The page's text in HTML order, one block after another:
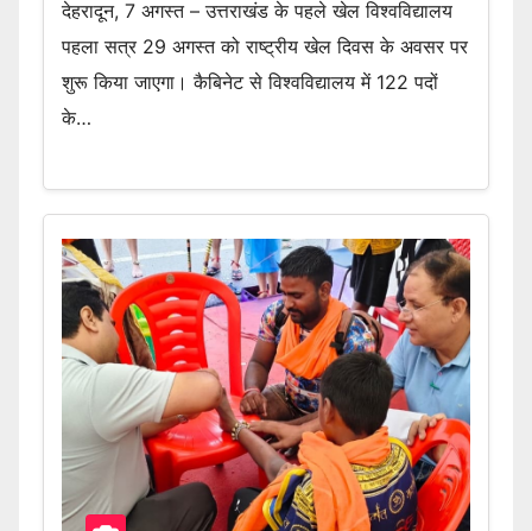
देहरादून, 7 अगस्त – उत्तराखंड के पहले खेल विश्वविद्यालय
पहला सत्र 29 अगस्त को राष्ट्रीय खेल दिवस के अवसर पर
शुरू किया जाएगा। कैबिनेट से विश्वविद्यालय में 122 पदों
के…